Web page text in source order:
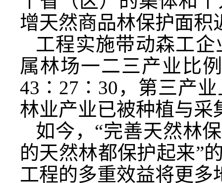
增天然商品林保护面积
工程实施带动森工
属林场一二三产业比
43∶27∶30，第三产业
林业产业已被种植与采
如今，“完善天然林
的天然林都保护起来”
工程的多重效益将更